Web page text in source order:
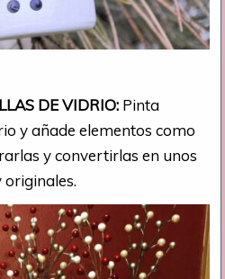
DE VIDRIO: Pinta
y añade elementos como
y convertirlas en unos